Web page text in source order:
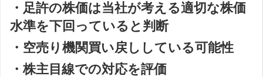
・足許の株価は当社が考える適切な株価
水準を下回っていると判断
・空売り機関買い戻ししている可能性
・株主目線での対応を評価